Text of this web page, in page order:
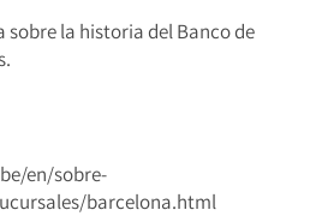
sobre la historia del Banco de
en/sobre-
barcelona.html